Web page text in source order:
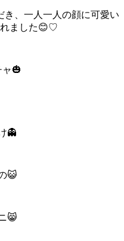
き、一人一人の顔に可愛い
ました😊♡
ャ🎃
👻
😺
😸